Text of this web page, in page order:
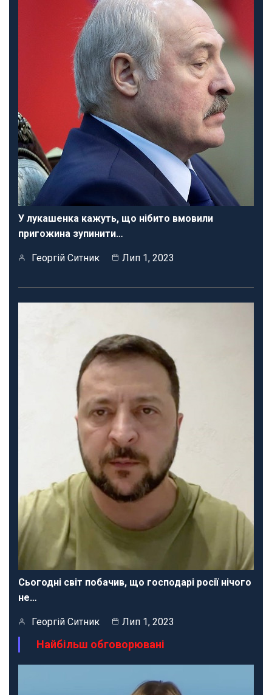
У лукашенка кажуть, що нібито вмовили
пригожина зупинити…
Георгій Ситник Лип 1, 2023
Сьогодні світ побачив, що господарі росії нічого
не…
Георгій Ситник Лип 1, 2023
Найбільш обговорювані